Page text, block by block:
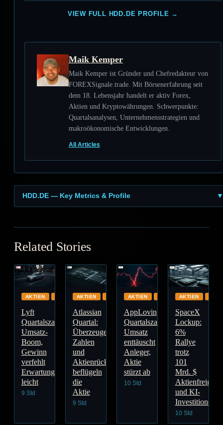
VIEW FULL HDD.DE PROFILE →
Maik Kemper
Maik Kemper ist Gründer und Chefredakteur von
FOREXSignale.trade. Mit Börsenerfahrung seit
dem 18. Lebensjahr handelt er aktiv Forex,
Aktien und Kryptowährungen. Schwerpunkte:
Quartalsanalysen, Unternehmensstrategien und
makroökonomische Entwicklungen.
All Articles
HDD.DE — Key Metrics & Profile ▼
Related Stories
AKTIEN GLOBAL
Lyft
Quartalszahlen:
Umsatz-
Boom,
Gewinn
verfehlt
Erwartungen
leicht
9 Std
AKTIEN
Atlassian
Quartal:
Überzeugende
Zahlen
und
Aktienrückkauf
beflügeln
die
Aktie
9 Std
AKTIEN GLOBAL
AppLovin
Quartalszahlen:
Umsatz
enttäuscht
Anleger,
Aktie
stürzt ab
10 Std
AKTIEN
SpaceX
Lockup:
6%
Rallye
trotz
101
Mrd. $
Aktienfreigabe
und KI-
Investitionen
10 Std